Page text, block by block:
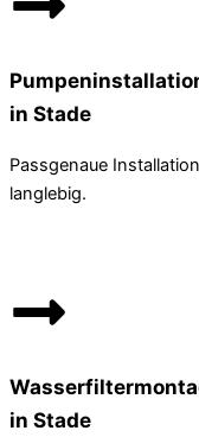
in Stade
Passgenaue
langlebig.
in Stade